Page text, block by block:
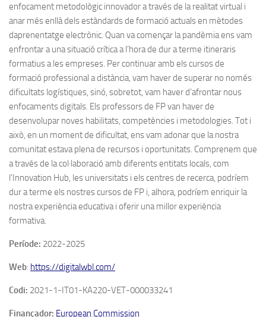
enfocament metodològic innovador a través de la realitat virtual i
anar més enllà dels estàndards de formació actuals en mètodes
daprenentatge electrònic. Quan va començar la pandèmia ens vam
enfrontar a una situació crítica a l’hora de dur a terme itineraris
formatius a les empreses. Per continuar amb els cursos de
formació professional a distància, vam haver de superar no només
dificultats logístiques, sinó, sobretot, vam haver d’afrontar nous
enfocaments digitals. Els professors de FP van haver de
desenvolupar noves habilitats, competències i metodologies. Tot i
això, en un moment de dificultat, ens vam adonar que la nostra
comunitat estava plena de recursos i oportunitats. Comprenem que
a través de la col·laboració amb diferents entitats locals, com
l’Innovation Hub, les universitats i els centres de recerca, podríem
dur a terme els nostres cursos de FP i, alhora, podríem enriquir la
nostra experiència educativa i oferir una millor experiència
formativa.
Període: 2022-2025
Web: https://digitalwbl.com/
Codi: 2021-1-IT01-KA220-VET-000033241
Finançador: European Commission